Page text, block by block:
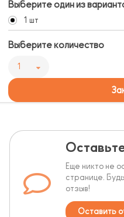
Выберите один из
1 шт
Выберите количество
1
Еще никто не
странице.
отзыв!
Оставить